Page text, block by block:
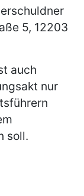
5, 12203
auch
nur
soll.